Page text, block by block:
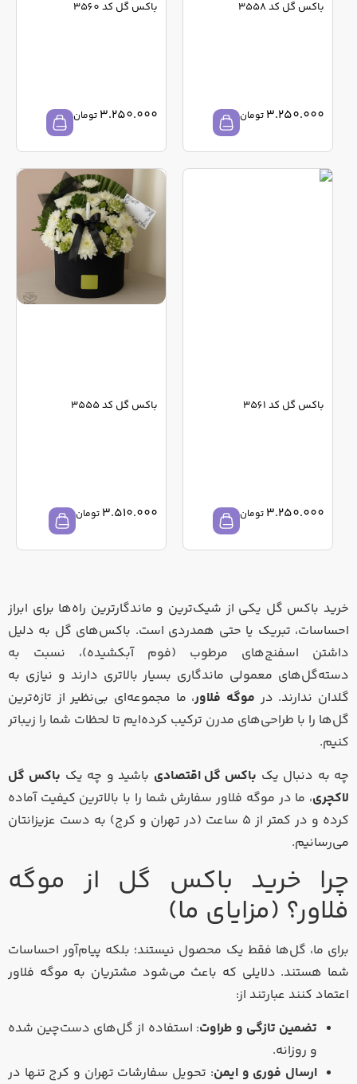
باکس گل کد 3558
3.250.000 تومان
باکس گل کد 3560
3.250.000 تومان
باکس گل کد 3561
3.250.000 تومان
باکس گل کد 3555
3.510.000 تومان
خرید باکس گل یکی از شیک‌ترین و ماندگارترین راه‌ها برای ابراز
احساسات، تبریک یا حتی همدردی است. باکس‌های گل به دلیل
داشتن اسفنج‌های مرطوب (فوم آبکشیده)، نسبت به
دسته‌گل‌های معمولی ماندگاری بسیار بالاتری دارند و نیازی به
گلدان ندارند. در موگه فلاور، ما مجموعه‌ای بی‌نظیر از تازه‌ترین
گل‌ها را با طراحی‌های مدرن ترکیب کرده‌ایم تا لحظات شما را زیباتر
کنیم.
چه به دنبال یک باکس گل اقتصادی باشید و چه یک باکس گل
لاکچری، ما در موگه فلاور سفارش شما را با بالاترین کیفیت آماده
کرده و در کمتر از ۵ ساعت (در تهران و کرج) به دست عزیزانتان
می‌رسانیم.
چرا خرید باکس گل از موگه
فلاور؟ (مزایای ما)
برای ما، گل‌ها فقط یک محصول نیستند؛ بلکه پیام‌آور احساسات
شما هستند. دلایلی که باعث می‌شود مشتریان به موگه فلاور
اعتماد کنند عبارتند از:
تضمین تازگی و طراوت: استفاده از گل‌های دست‌چین شده
و روزانه.
ارسال فوری و ایمن: تحویل سفارشات تهران و کرج تنها در